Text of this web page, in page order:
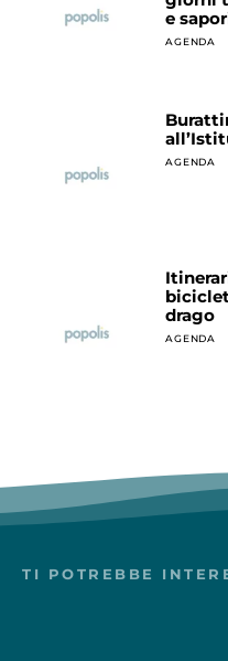
e
AGENDA
AGENDA
drago
AGENDA
TI POTREBBE